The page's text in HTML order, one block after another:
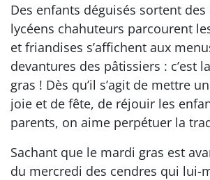
Des enfants déguisés sortent des
lycéens chahuteurs parcourent
et friandises s’affichent aux
devantures des pâtissiers : c’est
gras ! Dès qu’il s’agit de mettre
joie et de fête, de réjouir les
parents, on aime perpétuer la
Sachant que le mardi gras est
du mercredi des cendres qui lui-